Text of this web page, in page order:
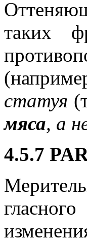
таких
статуя
мяса, а
4.5.7